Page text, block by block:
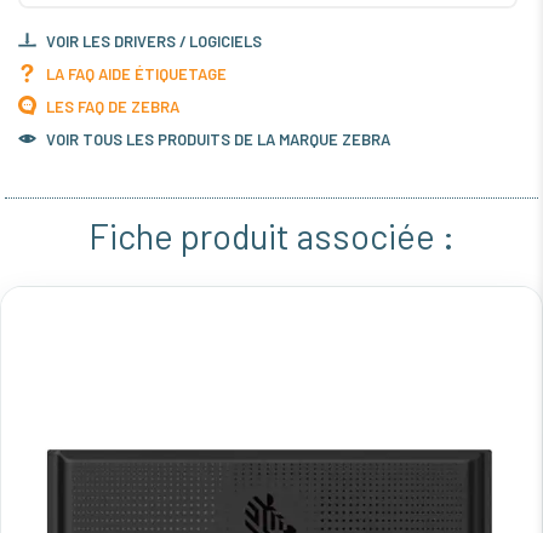
VOIR LES DRIVERS / LOGICIELS
LA FAQ AIDE ÉTIQUETAGE
LES FAQ DE ZEBRA
VOIR TOUS LES PRODUITS DE LA MARQUE ZEBRA
Fiche produit associée :